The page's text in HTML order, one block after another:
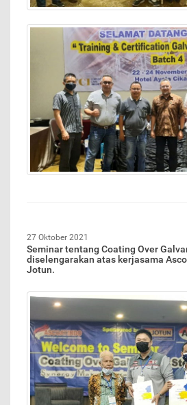
27 Oktober 2021
Seminar tentang Coating Over
diselengarakan atas kerjasama
Jotun.